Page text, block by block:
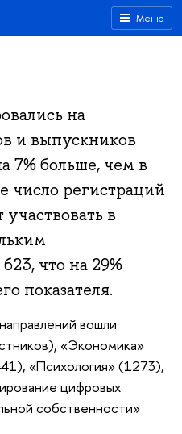
Меню
на
и выпускников
7% больше, чем в
число регистраций
в
что на 29%
показателя.
вошли
«Экономика»
«Психология» (1273),
цифровых
собственности»